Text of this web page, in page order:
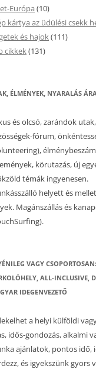
Európa (10)
kártya az üdülési csekk
és hajok(111)
cikkek(131)
ÉLMÉNYEK, NYARALÁS
és olcsó, zarándok
fórum,
körutazás, új
témák ingyenesen.
helyett és
Magánszállás és
VAGY
ALL-INCLUSIVE,
IDEGENVEZETŐ
a helyi külföldi
idős-gondozás, alkalmi
ajánlatok, pontos idő,
és igyekszünk gyors